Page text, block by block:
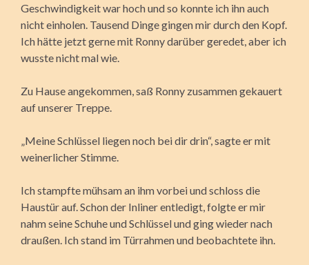
Geschwindigkeit war hoch und so konnte ich ihn auch
nicht einholen. Tausend Dinge gingen mir durch den Kopf.
Ich hätte jetzt gerne mit Ronny darüber geredet, aber ich
wusste nicht mal wie.
Zu Hause angekommen, saß Ronny zusammen gekauert
auf unserer Treppe.
„Meine Schlüssel liegen noch bei dir drin“, sagte er mit
weinerlicher Stimme.
Ich stampfte mühsam an ihm vorbei und schloss die
Haustür auf. Schon der Inliner entledigt, folgte er mir
nahm seine Schuhe und Schlüssel und ging wieder nach
draußen. Ich stand im Türrahmen und beobachtete ihn.